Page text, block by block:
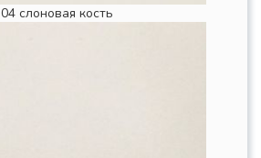
04 слоновая кость